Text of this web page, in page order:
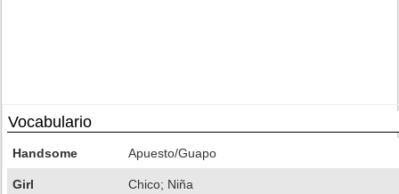
Vocabulario
Handsome Apuesto/Guapo
Girl Chico; Niña